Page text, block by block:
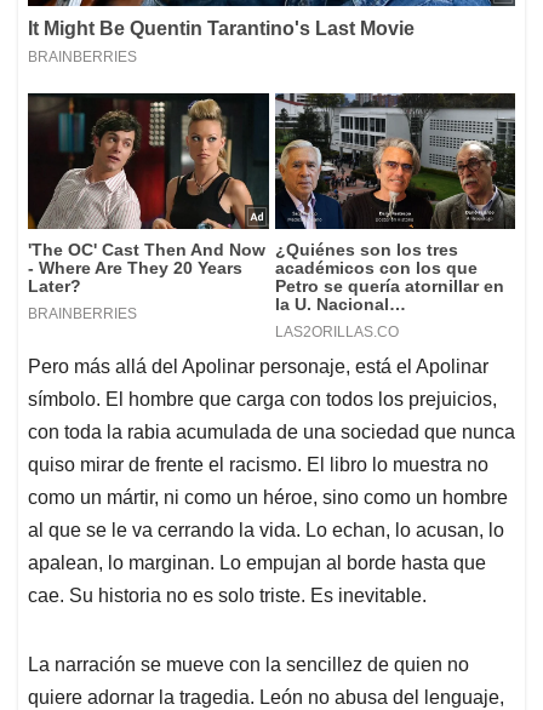
Pero más allá del Apolinar personaje, está el Apolinar
símbolo. El hombre que carga con todos los prejuicios,
con toda la rabia acumulada de una sociedad que nunca
quiso mirar de frente el racismo. El libro lo muestra no
como un mártir, ni como un héroe, sino como un hombre
al que se le va cerrando la vida. Lo echan, lo acusan, lo
apalean, lo marginan. Lo empujan al borde hasta que
cae. Su historia no es solo triste. Es inevitable.
La narración se mueve con la sencillez de quien no
quiere adornar la tragedia. León no abusa del lenguaje,